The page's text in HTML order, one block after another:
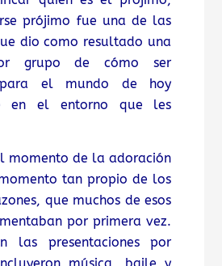
prójimo fue una de las
dio como resultado una
grupo de cómo ser
para el mundo de hoy
en el entorno que les
momento de la adoración
tan propio de los
que muchos de esos
por primera vez.
las presentaciones por